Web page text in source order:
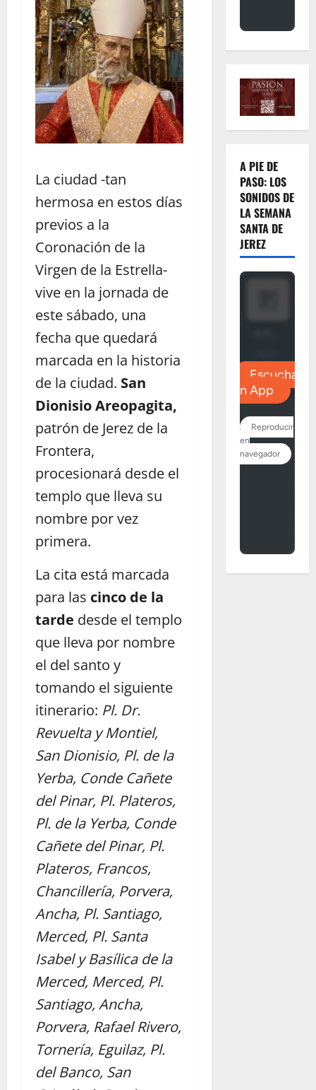
La ciudad -tan
hermosa en estos días
previos a la
Coronación de la
Virgen de la Estrella-
vive en la jornada de
este sábado, una
fecha que quedará
marcada en la historia
de la ciudad. San
Dionisio Areopagita,
patrón de Jerez de la
Frontera,
procesionará desde el
templo que lleva su
nombre por vez
primera.
La cita está marcada
para las cinco de la
tarde desde el templo
que lleva por nombre
el del santo y
tomando el siguiente
itinerario: Pl. Dr.
Revuelta y Montiel,
San Dionisio, Pl. de la
Yerba, Conde Cañete
del Pinar, Pl. Plateros,
Pl. de la Yerba, Conde
Cañete del Pinar, Pl.
Plateros, Francos,
Chancillería, Porvera,
Ancha, Pl. Santiago,
Merced, Pl. Santa
Isabel y Basílica de la
Merced, Merced, Pl.
Santiago, Ancha,
Porvera, Rafael Rivero,
Tornería, Eguilaz, Pl.
del Banco, San
A PIE DE
PASO: LOS
SONIDOS DE
LA SEMANA
SANTA DE
JEREZ